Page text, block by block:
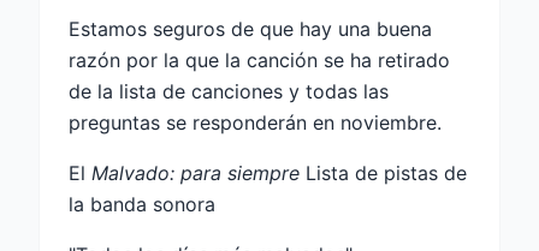
Estamos seguros de que hay una buena
razón por la que la canción se ha retirado
de la lista de canciones y todas las
preguntas se responderán en noviembre.
El Malvado: para siempre Lista de pistas de
la banda sonora